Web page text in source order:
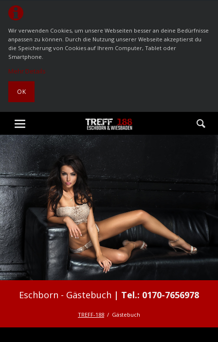
Wir verwenden Cookies, um unsere Webseiten besser an deine Bedürfnisse
anpassen zu können. Durch die Nutzung unserer Webseite akzeptierst du
die Speicherung von Cookies auf Ihrem Computer, Tablet oder
Smartphone.
Mehr Details
OK
Gästebuch
TREFF-188 Gästebuch